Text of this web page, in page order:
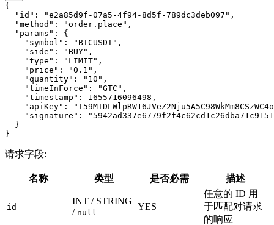
{
  "id"
: "e2a85d9f-07a5-4f94-8d5f-789dc3deb097" ,
  "method"
: "order.place" ,
  "params"
: {
    "symbol"
: "BTCUSDT" ,
    "side"
: "BUY" ,
    "type"
: "LIMIT" ,
    "price"
: "0.1" ,
    "quantity"
: "10" ,
    "timeInForce"
: "GTC" ,
    "timestamp"
: 1655716096498 ,
    "apiKey"
:
    "signature"
:
  }
}
请求字段:
名称 类型 是否必需 描述
id
INT / STRING
/ null
YES
任意的 ID 用
于匹配对请求
的响应